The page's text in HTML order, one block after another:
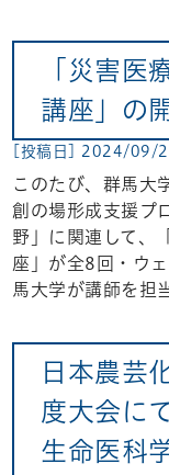
「災害医
講座」の
[投稿日] 2024/09/
このたび、群馬大
創の場形成支援プ
野」に関連して、
座」が全8回・ウ
馬大学が講師を担
日本農芸
度大会に
生命医科